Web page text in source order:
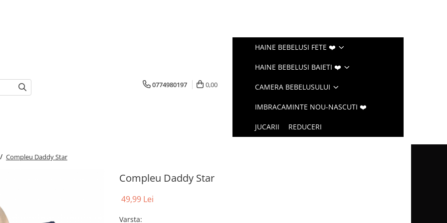
0774980197 0,00
HAINE BEBELUSI FETE ❤️
HAINE BEBELUSI BAIETI ❤️
CAMERA BEBELUSULUI
IMBRACAMINTE NOU-NASCUTI ❤️
JUCARII REDUCERI
Compleu Daddy Star
Compleu Daddy Star
49,99 Lei
Varsta: